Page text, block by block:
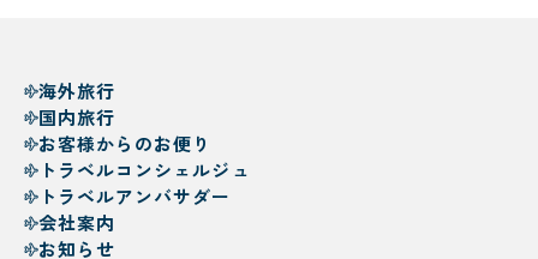
海外旅行
国内旅行
お客様からのお便り
トラベルコンシェルジュ
トラベルアンバサダー
会社案内
お知らせ